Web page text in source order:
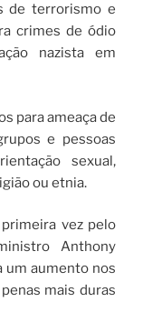
de terrorismo e
crimes de ódio
nazista em
para ameaça de
e pessoas
sexual,
ou etnia.
vez pelo
Anthony
um aumento nos
mais duras